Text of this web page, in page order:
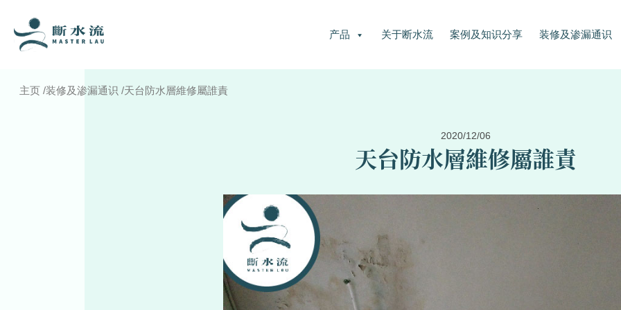
产品 关于断水流 案例及知识分享 装修及渗漏通识
主页 /装修及渗漏通识 /天台防水層維修屬誰責
2020/12/06
天台防水層維修屬誰責